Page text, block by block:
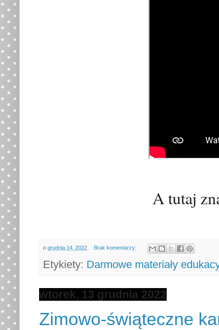
A tutaj
o grudnia 14, 2022 Brak komentarzy:
Etykiety: Darmowe materiały
wtorek, 13 grudnia 2022
Zimowo-świąteczne